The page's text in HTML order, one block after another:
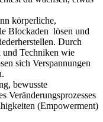
körperliche,
Blockaden lösen und
Durch
und Techniken wie
sich Verspannungen
bewusste
Veränderungsprozesses
(Empowerment)